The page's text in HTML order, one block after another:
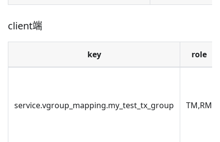
client端
key role
service.vgroup_mapping.my_test_tx_group TM,RM